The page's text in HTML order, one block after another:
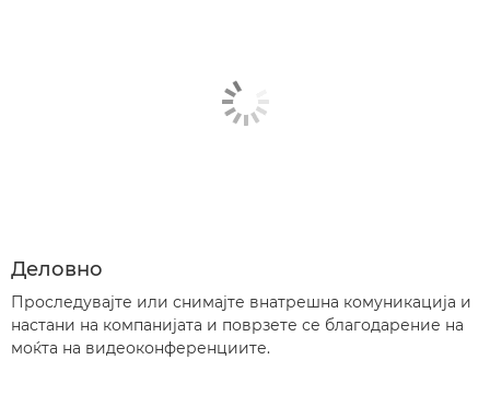
Деловно
Проследувајте или снимајте внатрешна комуникација и
настани на компанијата и поврзете се благодарение на
моќта на видеоконференциите.